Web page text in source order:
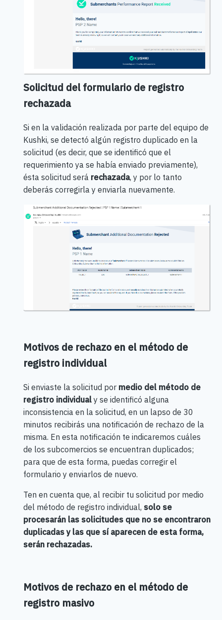
Solicitud del formulario de registro
rechazada
Si en la validación realizada por parte del equipo de
Kushki, se detectó algún registro duplicado en la
solicitud (es decir, que se identificó que el
requerimiento ya se había enviado previamente),
ésta solicitud será rechazada, y por lo tanto
deberás corregirla y enviarla nuevamente.
Motivos de rechazo en el método de
registro individual
Si enviaste la solicitud por medio del método de
registro individualy se identificó alguna
inconsistencia en la solicitud, en un lapso de 30
minutos recibirás una notificación de rechazo de la
misma. En esta notificación te indicaremos cuáles
de los subcomercios se encuentran duplicados;
para que de esta forma, puedas corregir el
formulario y enviarlos de nuevo.
Ten en cuenta que, al recibir tu solicitud por medio
del método de registro individual, solo se
procesarán las solicitudes que no se encontraron
duplicadas y las que sí aparecen de esta forma,
serán rechazadas.
Motivos de rechazo en el método de
registro masivo